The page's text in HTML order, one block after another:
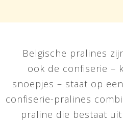
Belgische pralines
ook de confiserie –
snoepjes – staat op
confiserie-pralines
praline die bestaat